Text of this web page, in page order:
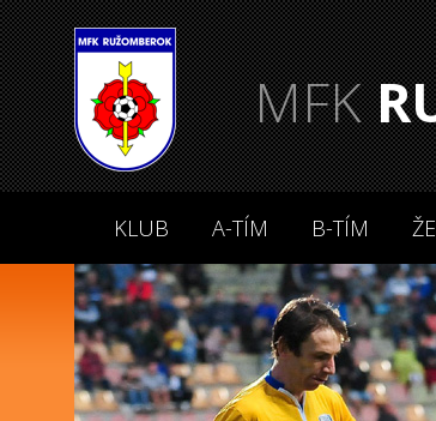
MFK
KLUB A-TÍM B-TÍM